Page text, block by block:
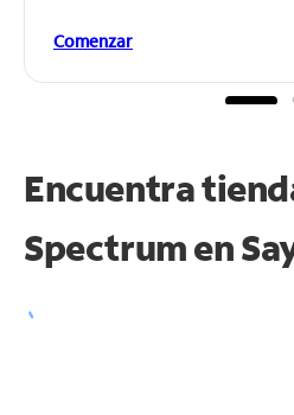
Comenzar
Encuentra
Spectrum en